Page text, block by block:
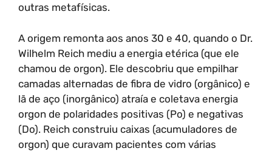
outras metafísicas.
A origem remonta aos anos 30 e 40, quando o Dr.
Wilhelm Reich mediu a energia etérica (que ele
chamou de orgon). Ele descobriu que empilhar
camadas alternadas de fibra de vidro (orgânico) e
lã de aço (inorgânico) atraía e coletava energia
orgon de polaridades positivas (Po) e negativas
(Do). Reich construiu caixas (acumuladores de
orgon) que curavam pacientes com várias